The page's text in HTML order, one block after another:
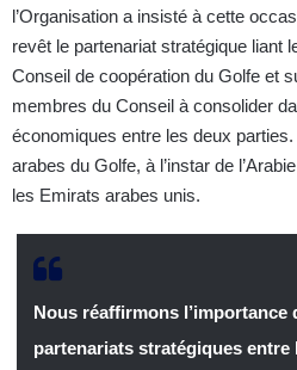
l’Organisation a insisté à cette
revêt le partenariat stratégique liant
Conseil de coopération du Golfe et
membres du Conseil à consolider
économiques entre les deux
arabes du Golfe, à l’instar de
les Emirats arabes unis.
Nous réaffirmons l’importance
partenariats stratégiques entre